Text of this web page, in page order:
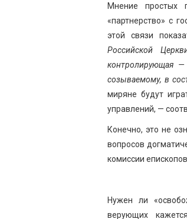
Мнение простых
«партнерство» с
этой связи
Российской
контролирующая —
созываемому, в
миряне будут
управлений, —
Конечно, это не
вопросов
комиссии епископов.
Нужен ли
верующих